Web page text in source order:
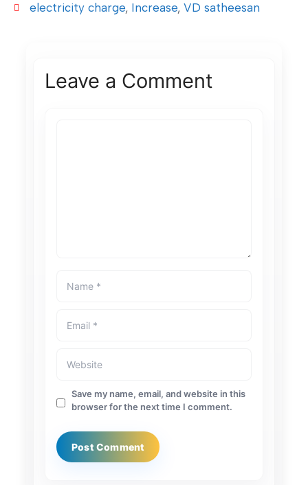
electricity charge, Increase, VD satheesan
Leave a Comment
Save my name, email, and website in this
browser for the next time I comment.